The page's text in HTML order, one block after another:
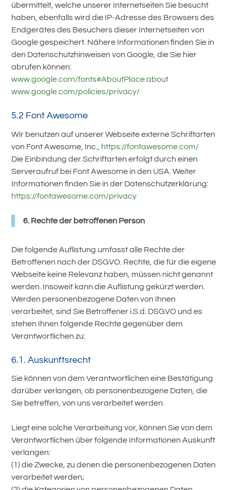
übermittelt, welche unserer Internetseiten Sie besucht
haben, ebenfalls wird die IP-Adresse des Browsers des
Endgerätes des Besuchers dieser Internetseiten von
Google gespeichert. Nähere Informationen finden Sie in
den Datenschutzhinweisen von Google, die Sie hier
abrufen können:
www.google.com/fonts#AboutPlace:about
www.google.com/policies/privacy/
5.2 Font Awesome
Wir benutzen auf unserer Webseite externe Schriftarten
von Font Awesome, Inc.,
https://fontawesome.com/
Die Einbindung der Schriftarten erfolgt durch einen
Serveraufruf bei Font Awesome in den USA. Weiter
Informationen finden Sie in der Datenschutzerklärung:
https://fontawesome.com/privacy
6. Rechte der betroffenen Person
Die folgende Auflistung umfasst alle Rechte der
Betroffenen nach der DSGVO. Rechte, die für die eigene
Webseite keine Relevanz haben, müssen nicht genannt
werden. Insoweit kann die Auflistung gekürzt werden.
Werden personenbezogene Daten von Ihnen
verarbeitet, sind Sie Betroffener i.S.d. DSGVO und es
stehen Ihnen folgende Rechte gegenüber dem
Verantwortlichen zu:
6.1. Auskunftsrecht
Sie können von dem Verantwortlichen eine Bestätigung
darüber verlangen, ob personenbezogene Daten, die
Sie betreffen, von uns verarbeitet werden.
Liegt eine solche Verarbeitung vor, können Sie von dem
Verantwortlichen über folgende Informationen Auskunft
verlangen:
(1) die Zwecke, zu denen die personenbezogenen Daten
verarbeitet werden;